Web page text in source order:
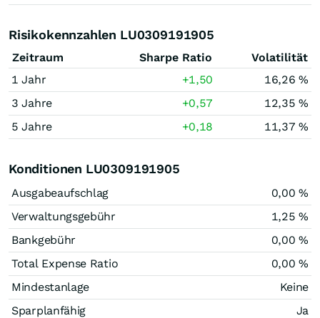
Risikokennzahlen LU0309191905
Zeitraum Sharpe Ratio
Volatilität
1 Jahr
+1,50
16,26 %
3 Jahre
+0,57
12,35 %
5 Jahre
+0,18 11,37 %
Konditionen LU0309191905
Ausgabeaufschlag
0,00 %
Verwaltungsgebühr
1,25 %
Bankgebühr
0,00 %
Total Expense Ratio
0,00 %
Mindestanlage
Keine
Sparplanfähig
Ja